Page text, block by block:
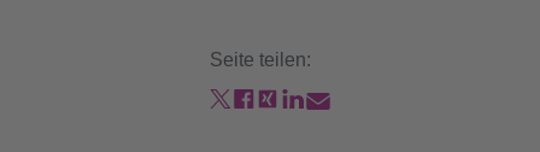
Seite teilen: